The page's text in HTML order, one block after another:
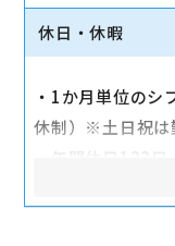
なる）
・制服貸与
等）
交通費全額支給
休日・休暇
・1か月単位のシ
休制）※土日祝は
・年間休日123
・有給休暇：6か